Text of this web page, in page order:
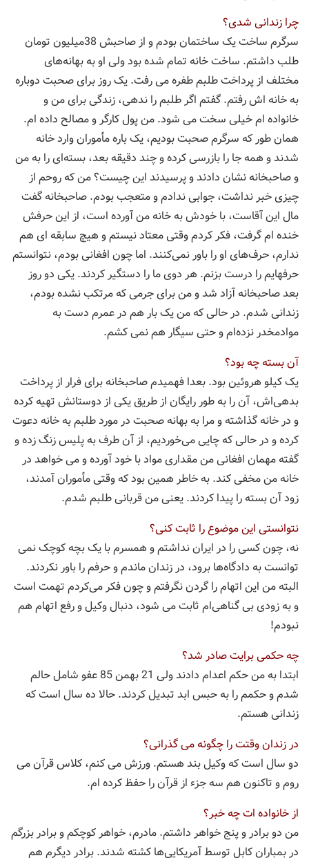
چرا زندانی شدی؟
سرگرم ساخت یک ساختمان بودم و از صاحبش 38میلیون تومان
طلب داشتم. ساخت خانه تمام شده بود ولی او به بهانه‌های
مختلف از پرداخت طلبم طفره می رفت. یک روز برای صحبت دوباره
به خانه اش رفتم. گفتم اگر طلبم را ندهی، زندگی برای من و
خانواده ام خیلی سخت می شود. من پول کارگر و مصالح داده ام.
همان طور که سرگرم صحبت بودیم، یک باره مأموران وارد خانه
شدند و همه جا را بازرسی کرده و چند دقیقه بعد، بسته‌ای را به من
و صاحبخانه نشان دادند و پرسیدند این چیست؟ من که روحم از
چیزی خبر نداشت، جوابی ندادم و متعجب بودم. صاحبخانه گفت
مال این آقاست، با خودش به خانه من آورده است، از این حرفش
خنده ام گرفت، فکر کردم وقتی معتاد نیستم و هیچ سابقه ای هم
ندارم، حرف‌های او را باور نمی‌کنند. اما چون افغانی بودم، نتوانستم
حرفهایم را درست بزنم. هر دوی ما را دستگیر کردند. یکی دو روز
بعد صاحبخانه آزاد شد و من برای جرمی که مرتکب نشده بودم،
زندانی شدم. در حالی که من یک بار هم در عمرم دست به
موادمخدر نزده‌ام و حتی سیگار هم نمی کشم.
آن بسته چه بود؟
یک کیلو هروئین بود. بعدا فهمیدم صاحبخانه برای فرار از پرداخت
بدهی‌اش، آن را به طور رایگان از طریق یکی از دوستانش تهیه کرده
و در خانه گذاشته و مرا به بهانه صحبت در مورد طلبم به خانه دعوت
کرده و در حالی که چایی می‌خوردیم، از آن طرف به پلیس زنگ زده و
گفته مهمان افغانی من مقداری مواد با خود آورده و می خواهد در
خانه من مخفی کند. به خاطر همین بود که وقتی مأموران آمدند،
زود آن بسته را پیدا کردند. یعنی من قربانی طلبم شدم.
نتوانستی این موضوع را ثابت کنی؟
نه، چون کسی را در ایران نداشتم و همسرم با یک بچه کوچک نمی
توانست به دادگاه‌ها برود، در زندان ماندم و حرفم را باور نکردند.
البته من اين اتهام را گردن نگرفتم و چون فکر می‌کردم تهمت است
و به زودی بی گناهی‌ام ثابت می شود، دنبال وکیل و رفع اتهام هم
نبودم!
چه حکمی برایت صادر شد؟
ابتدا به من حکم اعدام دادند ولی 21 بهمن 85 عفو شامل حالم
شدم و حکمم را به حبس ابد تبدیل کردند. حالا ده سال است که
زندانی هستم.
در زندان وقتت را چگونه می گذرانی؟
دو سال است که وکیل بند هستم. ورزش می کنم، کلاس قرآن می
روم و تاکنون هم سه جزء از قرآن را حفظ کرده ام.
از خانواده ات چه خبر؟
من دو برادر و پنج خواهر داشتم. مادرم، خواهر کوچکم و برادر بزرگم
در بمباران کابل توسط آمریکایی‌ها کشته شدند. برادر دیگرم هم